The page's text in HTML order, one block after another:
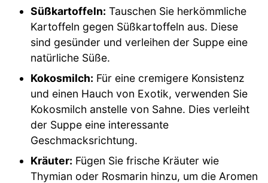
Süßkartoffeln: Tauschen Sie herkömmliche
Kartoffeln gegen Süßkartoffeln aus. Diese
sind gesünder und verleihen der Suppe eine
natürliche Süße.
Kokosmilch: Für eine cremigere Konsistenz
und einen Hauch von Exotik, verwenden Sie
Kokosmilch anstelle von Sahne. Dies verleiht
der Suppe eine interessante
Geschmacksrichtung.
Kräuter: Fügen Sie frische Kräuter wie
Thymian oder Rosmarin hinzu, um die Aromen